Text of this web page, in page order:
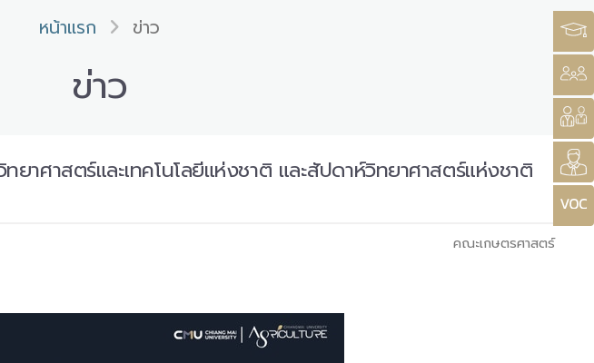
หน้าแรก ข่าว
ข่าว
าศาสตร์และเทคโนโลยีแห่งชาติ และสัปดาห์วิทยาศาสตร์แห่งชาติ
คณะเกษตรศาสตร์